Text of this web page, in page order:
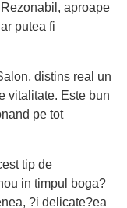
aproape
putea fi
distins real un
vitalitate. Este bun
pe tot
tip de
in timpul boga?
?i delicate?ea